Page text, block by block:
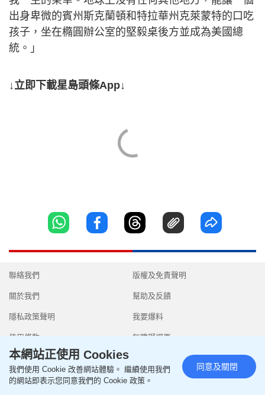
出身卑微的賓州斯克蘭頓和特拉華州克萊蒙特的口吃
孩子，坐在橢圓辦公室的堅毅桌後方並成為美國總
統。」
↓立即下載星島頭條App↓
聯絡我們
關於我們
隱私政策聲明
使用條款
版權及免責聲明
幫助及反饋
我要爆料
無障礙網頁
Copyright © 2026 SingTao Ltd.All rights reserved.
本網站正使用 Cookies
我們使用 Cookie 改善網站體驗。 繼續使用我們
的網站即表示您同意我們的 Cookie 政策。
同意及關閉